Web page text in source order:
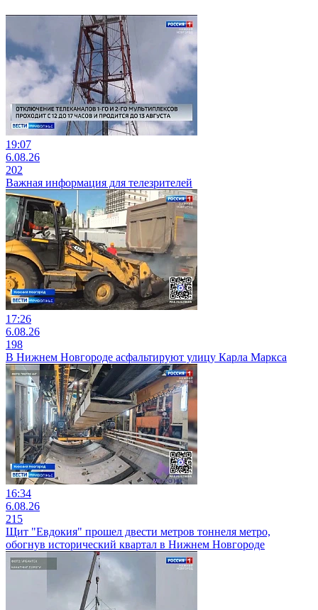
19:07
6.08.26
202
Важная информация для телезрителей
17:26
6.08.26
198
В Нижнем Новгороде асфальтируют улицу Карла Маркса
16:34
6.08.26
215
Щит "Евдокия" прошел двести метров тоннеля метро,
обогнув исторический квартал в Нижнем Новгороде